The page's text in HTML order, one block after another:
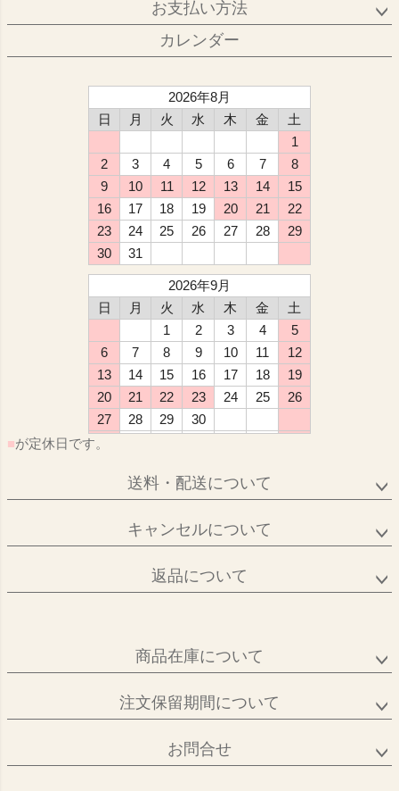
お支払い方法
カレンダー
2026年8月
日
月 火 水 木 金
土
1
2
3 4 5 6 7
8
9
10 11 12 13 14
15
16
17 18 19 20 21
22
23
24 25 26 27 28
29
30
31
2026年9月
日
月 火 水 木 金
土
1
2 3 4
5
6
7 8 9 10 11
12
13
14 15 16 17 18
19
20
21 22 23 24 25
26
27
28 29
30
■が定休日です。
送料・配送について
キャンセルについて
返品について
商品在庫について
注文保留期間について
お問合せ